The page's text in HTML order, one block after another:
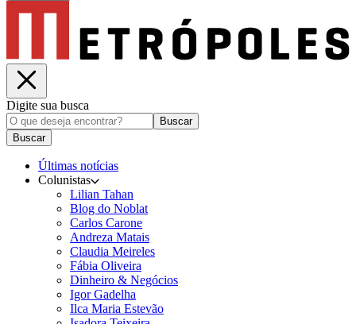
Digite sua busca
Buscar
Buscar
Últimas notícias
Colunistas
Lilian Tahan
Blog do Noblat
Carlos Carone
Andreza Matais
Claudia Meireles
Fábia Oliveira
Dinheiro & Negócios
Igor Gadelha
Ilca Maria Estevão